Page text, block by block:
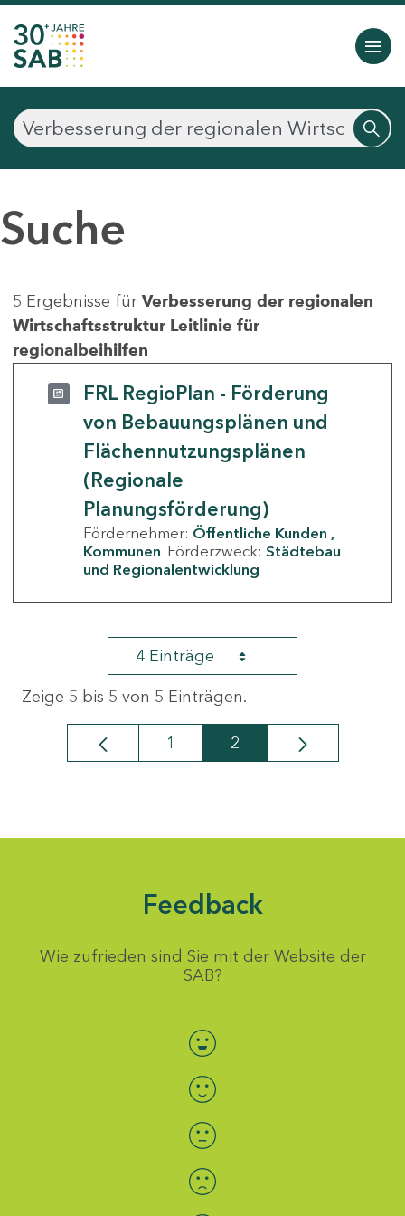
Suche
5 Ergebnisse für Verbesserung der regionalen
Wirtschaftsstruktur Leitlinie für
regionalbeihilfen
FRL RegioPlan - Förderung
von Bebauungsplänen und
Flächennutzungsplänen
(Regionale
Planungsförderung)
Fördernehmer: Öffentliche Kunden
Kommunen Förderzweck: Städtebau
und Regionalentwicklung
4 Einträge
Zeige 5 bis 5 von 5 Einträgen.
Seite
1 Seite
2
Feedback
Wie zufrieden sind Sie mit der Website der
SAB?
Bewertung auswählen